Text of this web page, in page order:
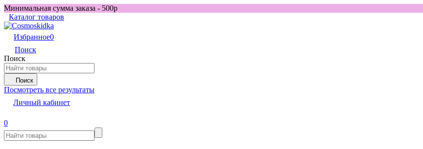
Минимальная сумма заказа - 500р
Каталог товаров
Избранное0
Поиск
Поиск
Поиск
Посмотреть все результаты
Личный кабинет
0